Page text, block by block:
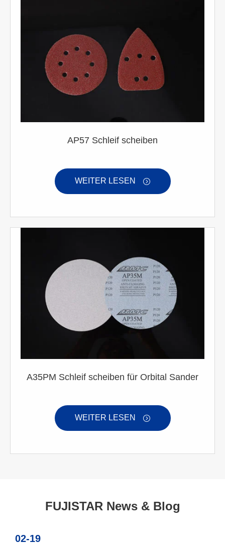
AP57 Schleif scheiben
WEITER LESEN 
A35PM Schleif scheiben für Orbital Sander
WEITER LESEN 
FUJISTAR News & Blog
02-19